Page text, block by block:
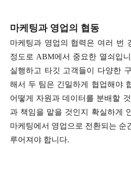
마케팅과 영업의 협동
마케팅과 영업의 협력은 여러 번
정도로 ABM에서 중요한 열쇠입
실행하고 타깃 고객들이 다양한
해서 두 팀은 긴밀하게 협업해야
어떻게 자원과 데이터를 분배할
과 책임을 맡을 것인지 확실하게
마케팅에서 영업으로 전환되는 순
루어져야 합니다.